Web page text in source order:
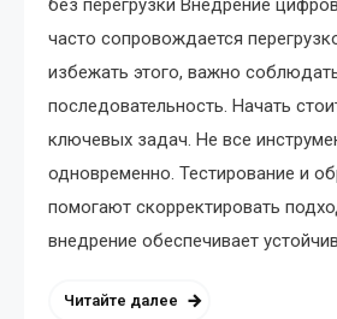
часто сопровождается
избежать этого, важно
последовательность. Начать
ключевых задач. Не все
одновременно. Тестирование и
помогают скорректировать
внедрение обеспечивает
Читайте далее